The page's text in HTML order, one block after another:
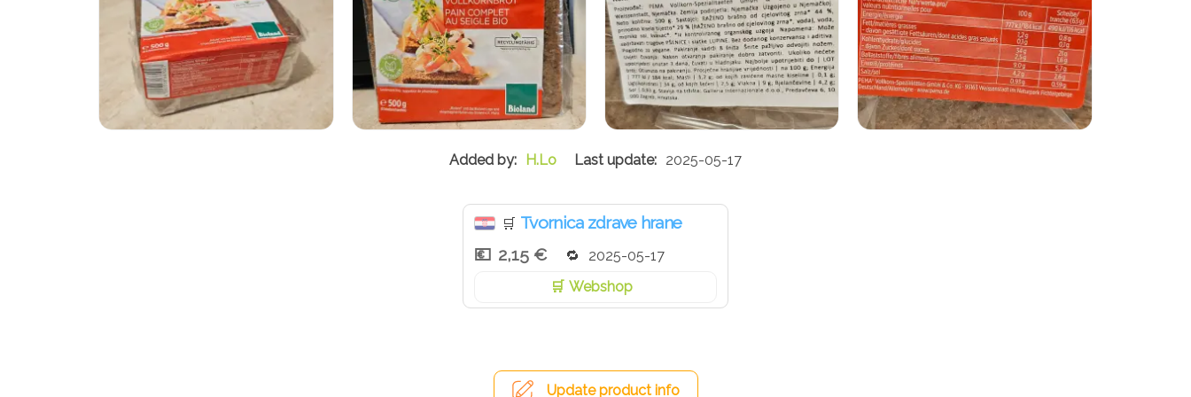
H.Lo 2025-05-17
🛒 Tvornica zdrave hrane
2,15 €
2025-05-17
Webshop
Update product info